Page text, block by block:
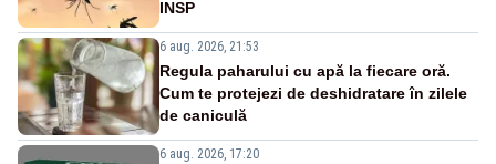
INSP
6 aug. 2026, 21:53
Regula paharului cu apă la fiecare oră.
Cum te protejezi de deshidratare în zilele
de caniculă
6 aug. 2026, 17:20